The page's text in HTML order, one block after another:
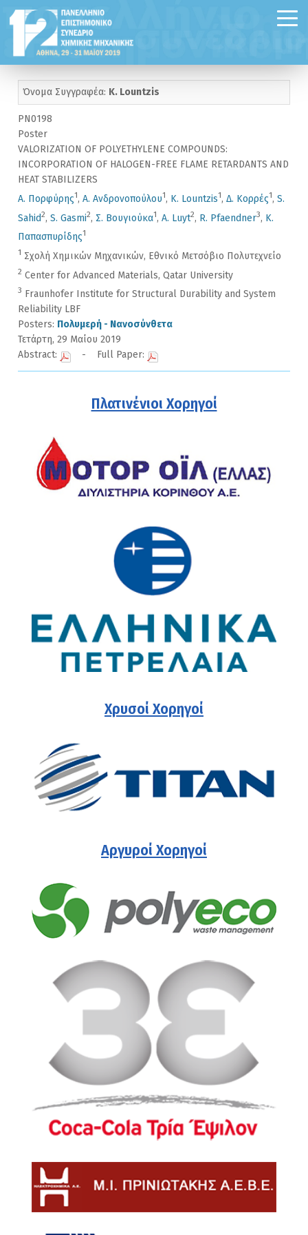
Όνομα Συγγραφέα: K. Lountzis
PN0198
Poster
VALORIZATION OF POLYETHYLENE COMPOUNDS:
INCORPORATION OF HALOGEN-FREE FLAME RETARDANTS AND
HEAT STABILIZERS
Α. Πορφύρης1, Α. Ανδρονοπούλου1, K. Lountzis1, Δ. Κορρές1, S.
Sahid2, S. Gasmi2, Σ. Βουγιούκα1, A. Luyt2, R. Pfaendner3, Κ.
Παπασπυρίδης1
1 Σχολή Χημικών Μηχανικών, Εθνικό Μετσόβιο Πολυτεχνείο
2 Center for Advanced Materials, Qatar University
3 Fraunhofer Institute for Structural Durability and System
Reliability LBF
Posters: Πολυμερή - Νανοσύνθετα
Τετάρτη, 29 Μαίου 2019
Abstract:
- Full Paper:
Πλατινένιοι Χορηγοί
Χρυσοί Χορηγοί
Αργυροί Χορηγοί